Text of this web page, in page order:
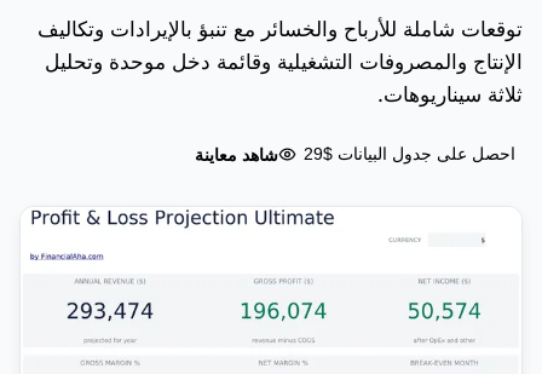
توقعات شاملة للأرباح والخسائر مع تنبؤ بالإيرادات وتكاليف
الإنتاج والمصروفات التشغيلية وقائمة دخل موحدة وتحليل
ثلاثة سيناريوهات.
احصل على جدول البيانات $29 شاهد معاينة